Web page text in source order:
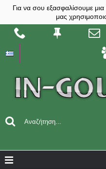
Για να σου εξασφαλίσουμε μια
μας